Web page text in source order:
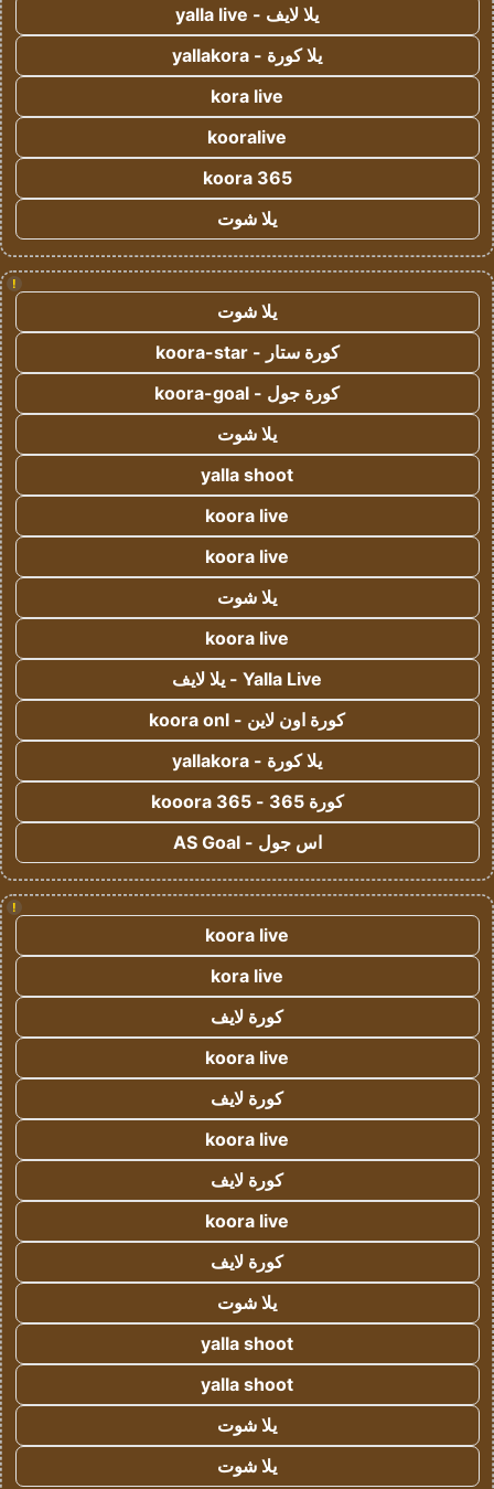
يلا لايف - yalla live
يلا كورة - yallakora
kora live
kooralive
koora 365
يلا شوت
!
يلا شوت
كورة ستار - koora-star
كورة جول - koora-goal
يلا شوت
yalla shoot
koora live
koora live
يلا شوت
koora live
Yalla Live - يلا لايف
كورة اون لاين - koora onl
يلا كورة - yallakora
كورة 365 - kooora 365
اس جول - AS Goal
!
koora live
kora live
كورة لايف
koora live
كورة لايف
koora live
كورة لايف
koora live
كورة لايف
يلا شوت
yalla shoot
yalla shoot
يلا شوت
يلا شوت